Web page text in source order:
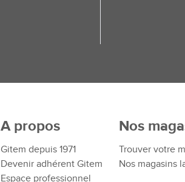
A propos
Gitem depuis 1971
Devenir adhérent Gitem
Espace professionnel
Nos
Trouver votre
Nos magasins